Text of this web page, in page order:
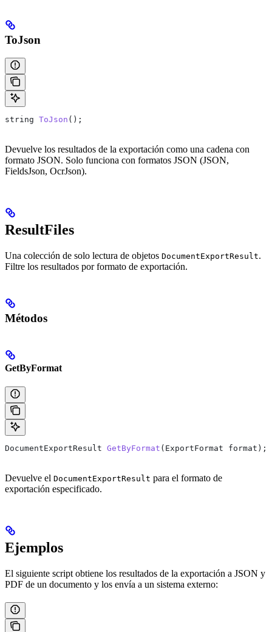
ToJson
string ToJson ();
Devuelve los resultados de la exportación como una cadena con
formato JSON. Solo funciona con formatos JSON (JSON,
FieldsJson, OcrJson).
ResultFiles
Una colección de solo lectura de objetos DocumentExportResult.
Filtre los resultados por formato de exportación.
Métodos
GetByFormat
DocumentExportResult GetByFormat ( ExportFormat format );
Devuelve el DocumentExportResult para el formato de
exportación especificado.
Ejemplos
El siguiente script obtiene los resultados de la exportación a JSON y
PDF de un documento y los envía a un sistema externo: